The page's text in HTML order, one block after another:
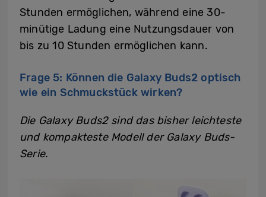
Stunden ermöglichen, während eine 30-
minütige Ladung eine Nutzungsdauer von
bis zu 10 Stunden ermöglichen kann.
Frage 5: Können die Galaxy Buds2 optisch
wie ein Schmuckstück wirken?
Die Galaxy Buds2 sind das bisher leichteste
und kompakteste Modell der Galaxy Buds-
Serie.